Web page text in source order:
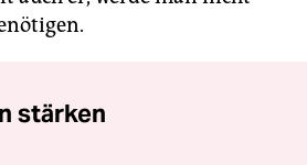
stärken